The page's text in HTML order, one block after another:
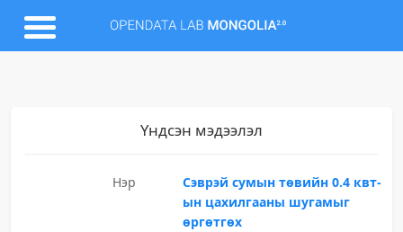
Үндсэн мэдээлэл
Нэр
Сэврэй сумын төвийн 0.4 квт-
ын цахилгааны шугамыг
өргөтгөх